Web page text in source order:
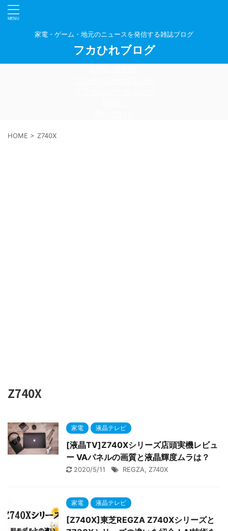
家電・ゲーム・地元のニュースを発信する雑誌ブログ
フカひれブログ
HOME > Z740X
Z740X
家電 液晶テレビ
[液晶TV]Z740Xシリーズ店頭実機レビュ
ー VAパネルの画質と液晶輝度ムラは？
2020/5/11 REGZA, Z740X
家電 液晶テレビ
[Z740X]東芝REGZA Z740Xシリーズと